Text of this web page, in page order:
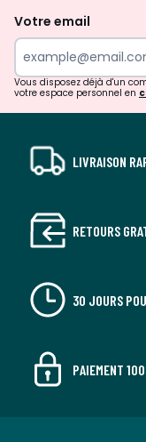
Votre email
Vous disposez déjà d'un
votre espace personnel en
LIVRAISON
RETOURS
30 JOURS
PAIEMENT